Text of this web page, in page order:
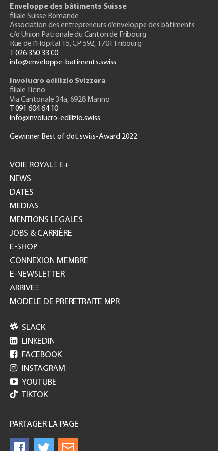
Enveloppe des bâtiments Suisse
filiale Suisse Romande
Association des entrepreneurs d’enveloppe des bâtiments
c/o Union Patronale du Canton de Fribourg
Rue de l'Hôpital 15, CP 592, 1701 Fribourg
T 026 350 33 00
info@enveloppe-batiments.swiss
Involucro edilizio Svizzera
filiale Ticino
Via Cantonale 34a, 6928 Manno
T 091 604 64 10
info@involucro-edilizio.swiss
Gewinner Best of dot.swiss-Award 2022
GH
VOIE ROYALE E+
NEWS
DATES
MEDIAS
MENTIONS LEGALES
JOBS & CARRIÈRE
E-SHOP
CONNEXION MEMBRE
E-NEWSLETTER
ARRIVEE
MODELE DE PRERETRAITE MPR
 SLACK
 LINKEDIN
 FACEBOOK
 INSTAGRAM
 YOUTUBE
TIKTOK
PARTAGER LA PAGE